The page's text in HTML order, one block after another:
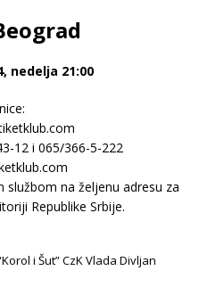
nedelja 21:00
12 i 065/366-5-222
na željenu adresu za
Republike Srbije.
i Šut” CzK Vlada Divljan